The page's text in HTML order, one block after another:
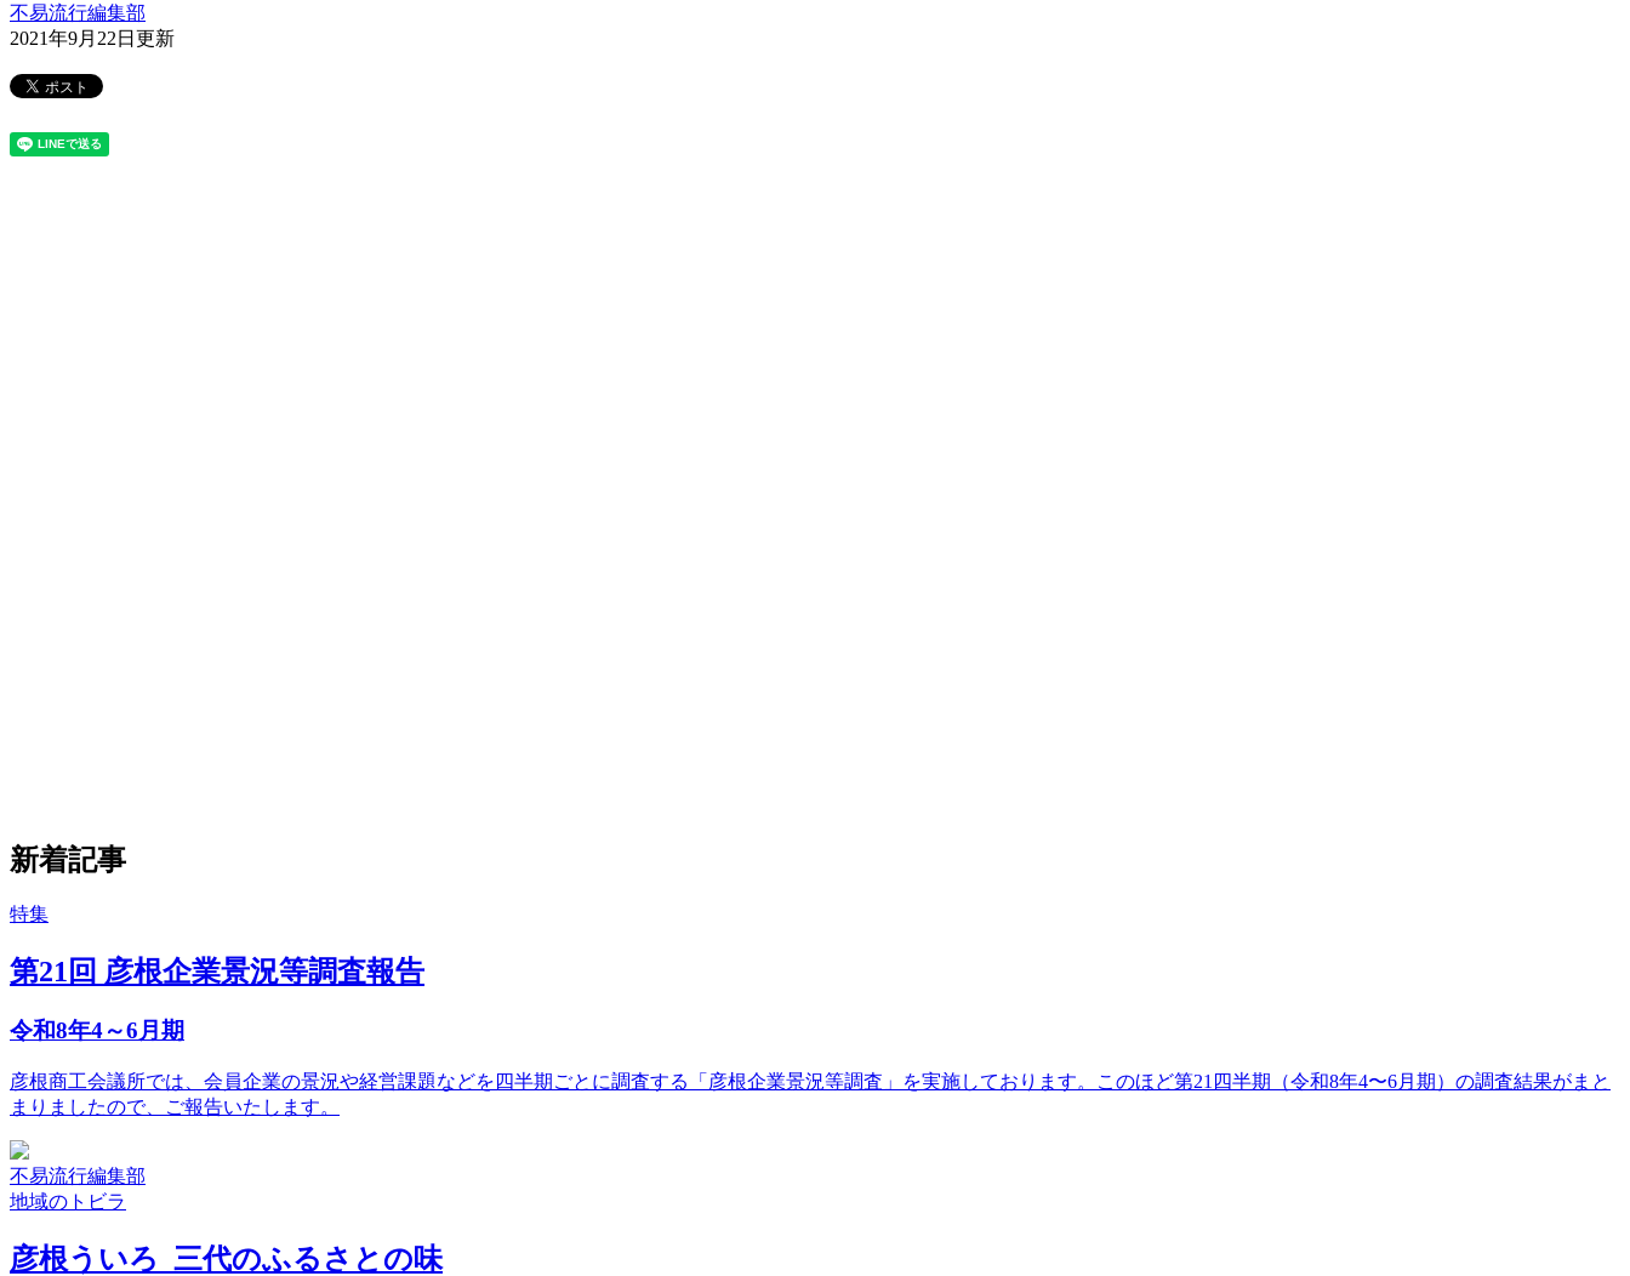
不易流行編集部
2021年9月22日更新
新着記事
特集
第21回 彦根企業景況等調査報告
令和8年4～6月期
彦根商工会議所では、会員企業の景況や経営課題などを四半期ごとに調査する「彦根企業景況等調査」を実施しております。このほど第21四半期（令和8年4〜6月期）の調査結果がまと
まりましたので、ご報告いたします。
不易流行編集部
地域のトビラ
彦根ういろ 三代のふるさとの味